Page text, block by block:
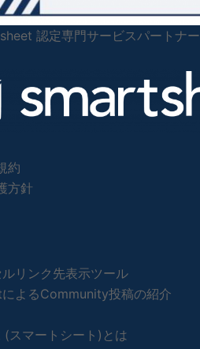
認定専門サービスパートナー
約
方針
リンク先表示ツール
よるCommunity投稿の紹介
スマートシート)とは